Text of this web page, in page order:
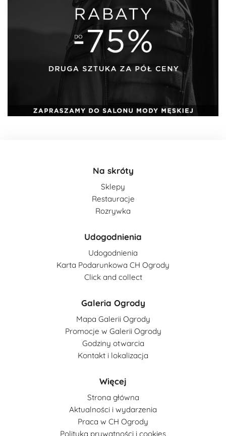
Na skróty
Sklepy
Restauracje
Rozrywka
Udogodnienia
Udogodnienia
Karta Podarunkowa CH Ogrody
Click and collect
Galeria Ogrody
Mapa Galerii Ogrody
Promocje w Galerii Ogrody
Godziny otwarcia
Kontakt i lokalizacja
Więcej
Strona główna
Aktualności i wydarzenia
Praca w CH Ogrody
Polityka prywatności i cookies